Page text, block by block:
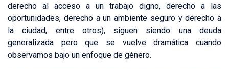
derecho al acceso a un trabajo digno, derecho a las
oportunidades, derecho a un ambiente seguro y derecho a
la ciudad, entre otros), siguen siendo una deuda
generalizada pero que se vuelve dramática cuando
observamos bajo un enfoque de género.